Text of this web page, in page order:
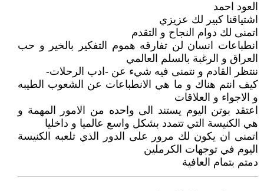
العود احمد
اشتياقنا كبير لك عزيزي
اتمنى لك دوام النجاح و التقدم
انطباعات انسان لن تفارقه هموم التفكير بالخير و حب
العراق و الرغبة بالسلم العالمي
ننتظر القادم و نتمنى فيه شيء عن -ادب الرحلات-
كيف انتم هناك و ما هي الانطباعات عن الشعوب الطيبه
و الاجواء و العلاقات
اعتقد بوتن اليوم يستند الى واحده من الامور المهمة و
هي الكنيسة التي تتمدد بشكل واسع عالميا و داخليا
اتمنى ان يكون لك مرور على الدور الذي تلعبه الكنيسة
اليوم في توجهات الكرملين
دمتم بتمام العافية